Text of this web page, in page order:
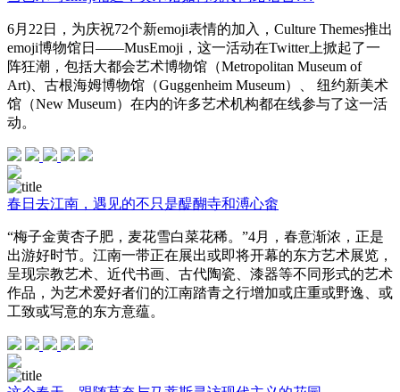
6月22日，为庆祝72个新emoji表情的加入，Culture Themes推出
emoji博物馆日——MusEmoji，这一活动在Twitter上掀起了一
阵狂潮，包括大都会艺术博物馆（Metropolitan Museum of
Art)、古根海姆博物馆（Guggenheim Museum）、 纽约新美术
馆（New Museum）在内的许多艺术机构都在线参与了这一活
动。
春日去江南，遇见的不只是醍醐寺和溥心畬
“梅子金黄杏子肥，麦花雪白菜花稀。”4月，春意渐浓，正是
出游好时节。江南一带正在展出或即将开幕的东方艺术展览，
呈现宗教艺术、近代书画、古代陶瓷、漆器等不同形式的艺术
作品，为艺术爱好者们的江南踏青之行增加或庄重或野逸、或
工致或写意的东方意蕴。